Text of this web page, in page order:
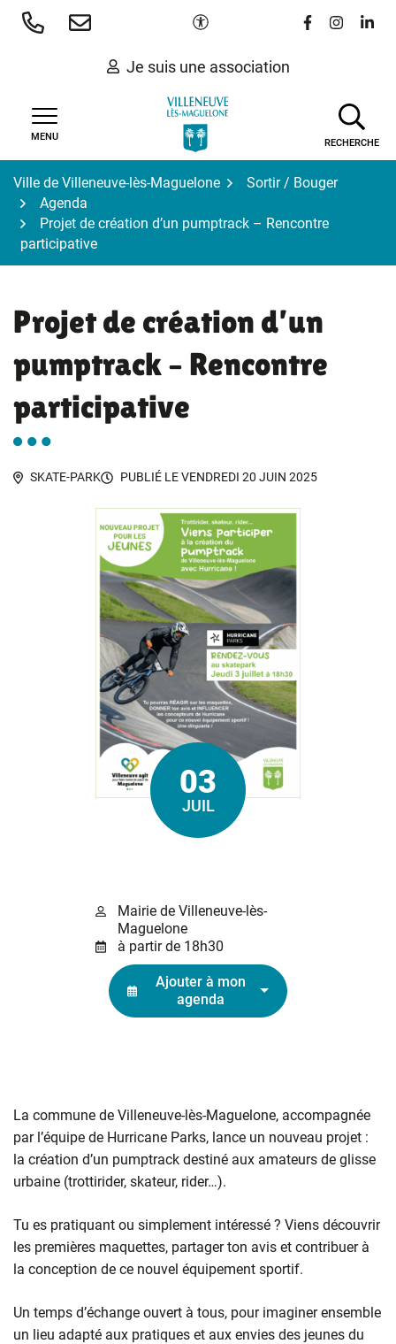
Aller
Paramètres d'accessibilité
Lien vers le
Lien vers
Lien
Je suis une association
MENU
RECHERCHE
Ville de Villeneuve-lès-Maguelone
Sortir / Bouger
Agenda
Projet de création d’un pumptrack – Rencontre
participative
Projet de création d’un
pumptrack – Rencontre
participative
SKATE-PARK PUBLIÉ LEVENDREDI 20 JUIN 2025
Le
03
JUIL
Mairie de Villeneuve-lès-
Maguelone
à partir de 18h30
Ajouter à mon
agenda
La commune de Villeneuve-lès-Maguelone, accompagnée
par l’équipe de Hurricane Parks, lance un nouveau projet :
la création d’un pumptrack destiné aux amateurs de glisse
urbaine (trottirider, skateur, rider…).
Tu es pratiquant ou simplement intéressé ? Viens découvrir
les premières maquettes, partager ton avis et contribuer à
la conception de ce nouvel équipement sportif.
Un temps d’échange ouvert à tous, pour imaginer ensemble
un lieu adapté aux pratiques et aux envies des jeunes du